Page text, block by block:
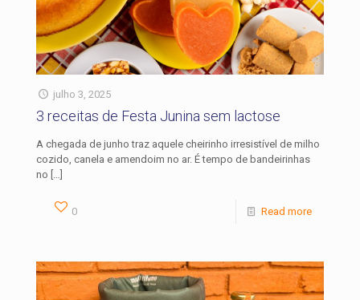
julho 3, 2025
3 receitas de Festa Junina sem lactose
A chegada de junho traz aquele cheirinho irresistível de milho
cozido, canela e amendoim no ar. É tempo de bandeirinhas
no […]
0 Read more